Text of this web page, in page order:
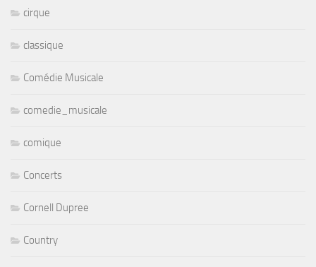
cirque
classique
Comédie Musicale
comedie_musicale
comique
Concerts
Cornell Dupree
Country